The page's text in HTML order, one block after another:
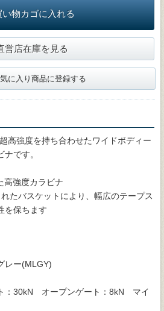
い物カゴに入れる
営店在庫を見る
に入り商品に登録する
高強度を持ち合わせたワイドボディー
です。
高強度カラビナ
たバスケットにより、幅広のテープス
を保ちます
レー(MLGY)
ト：30kN オープンゲート：8kN マイ